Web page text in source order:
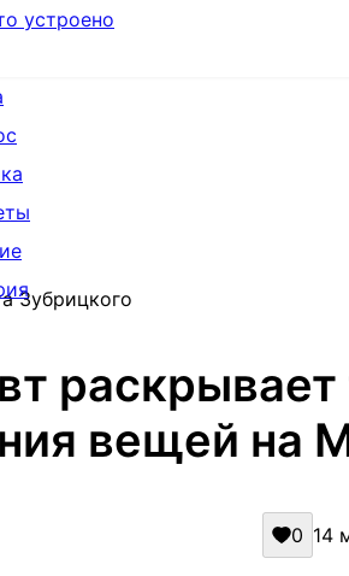
устроено
Зубрицкого
вещей на
0 14